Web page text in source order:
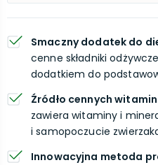
Smaczny dodatek do
cenne składniki
dodatkiem do
Źródło cennych
zawiera witaminy i
i samopoczucie
Innowacyjna metoda